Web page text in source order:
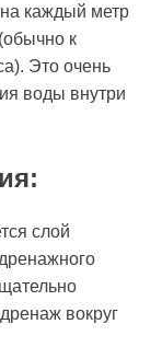
каждый метр
к
Это очень
воды внутри
слой
вокруг